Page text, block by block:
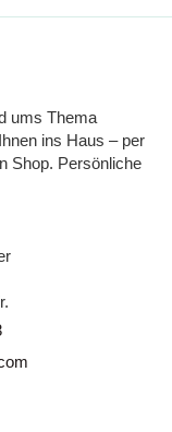
ums Thema
ins Haus – per
Shop. Persönliche